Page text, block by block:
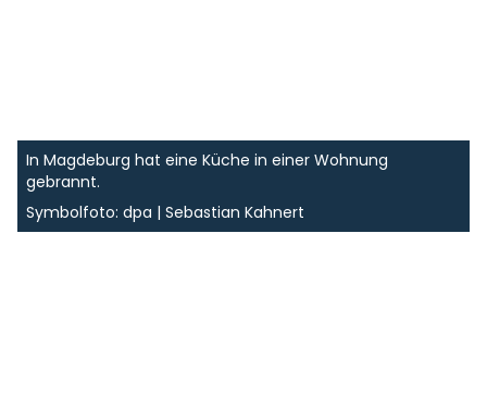
In Magdeburg hat eine Küche in einer Wohnung
gebrannt.
Symbolfoto: dpa | Sebastian Kahnert